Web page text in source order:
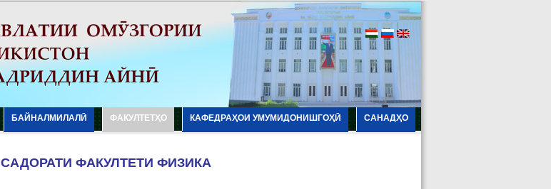
БАЙНАЛМИЛАЛӢ ФАКУЛТЕТҲО КАФЕДРАҲОИ УМУМИДОНИШГОҲӢ САНАДҲО
САДОРАТИ ФАКУЛТЕТИ ФИЗИКА